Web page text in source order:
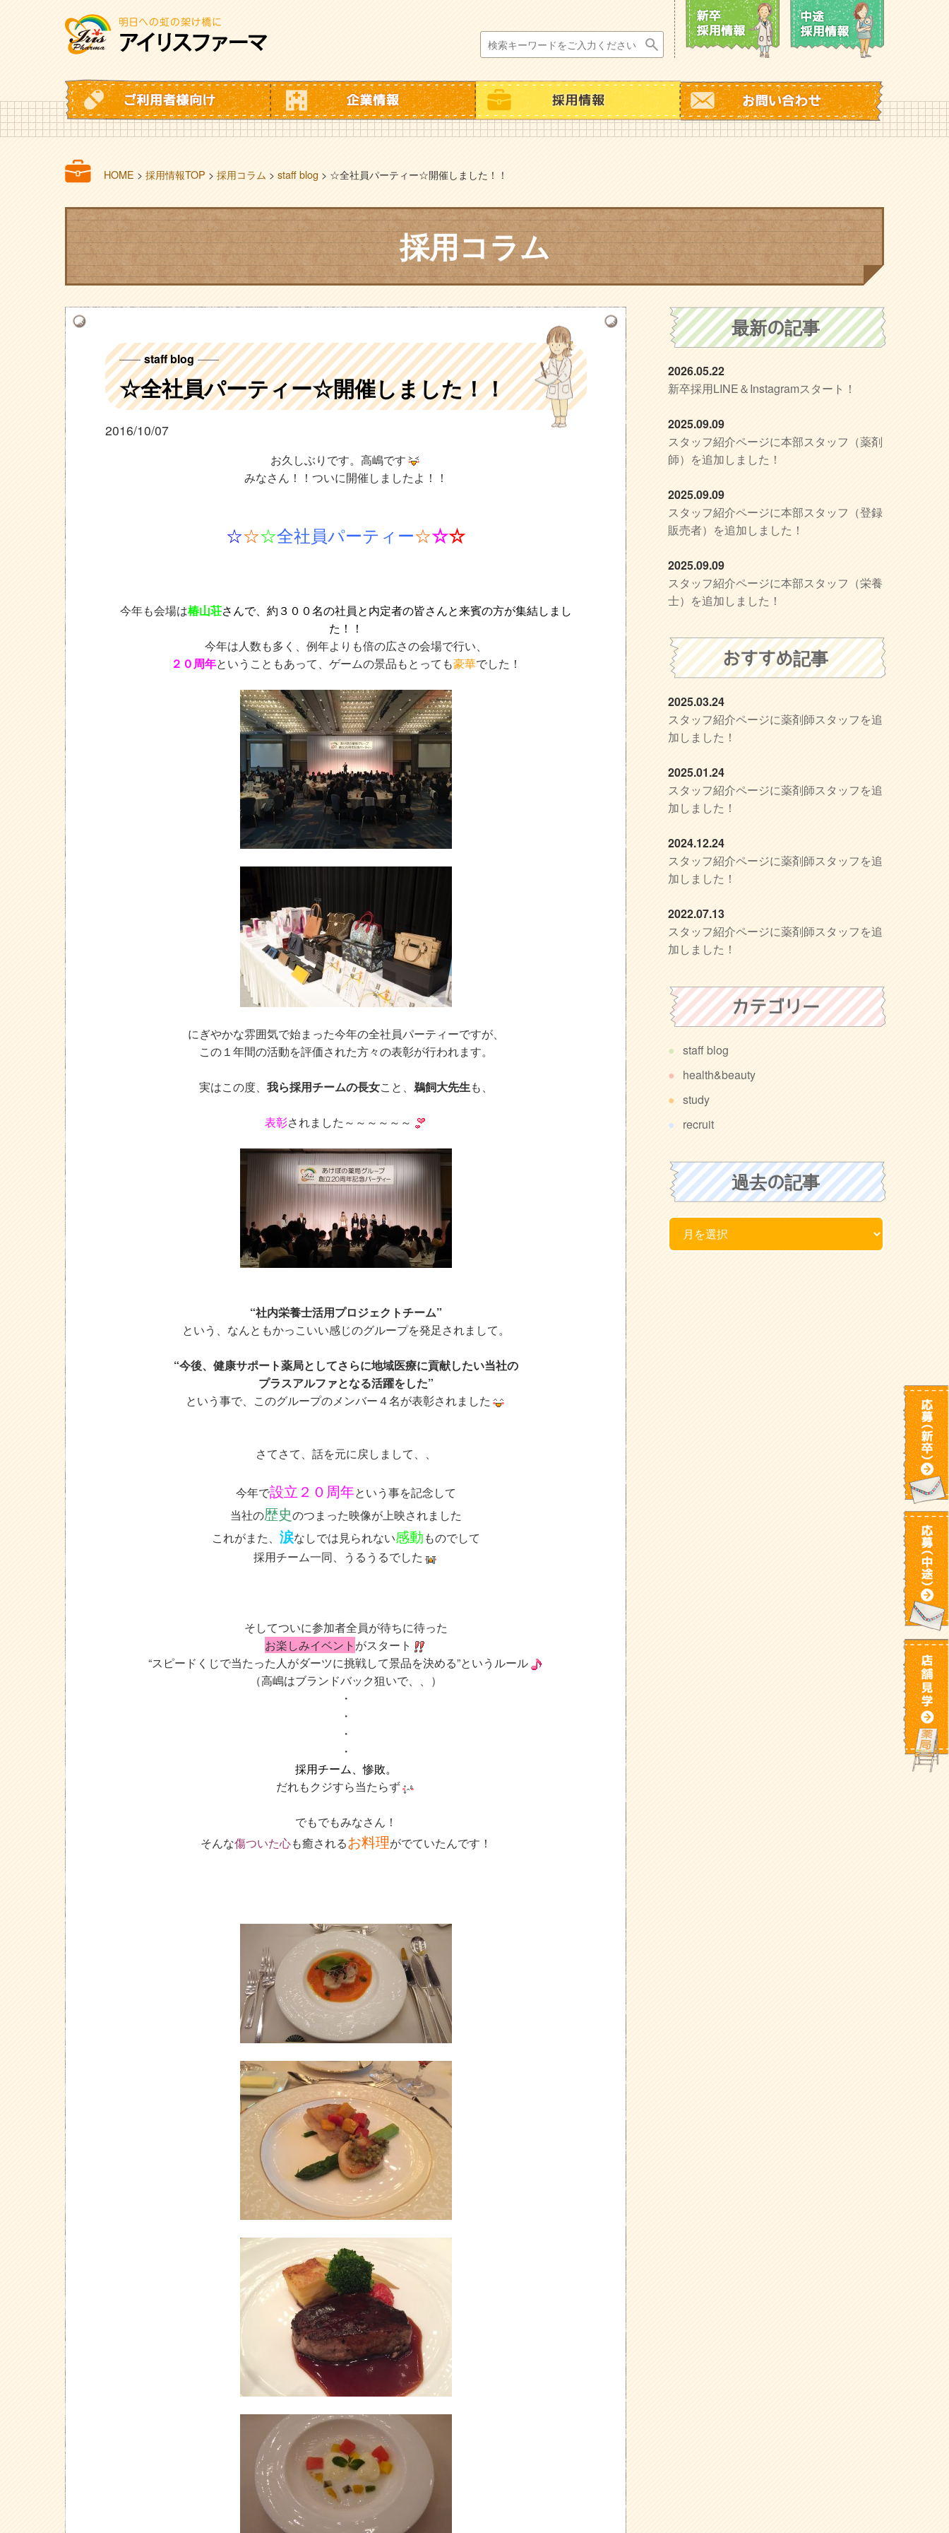
HOME > 採用情報TOP > 採用コラム > staff blog > ☆全社員パーティー☆開催しました！！
採用コラム
staff blog
☆全社員パーティー☆開催しました！！
2016/10/07
お久しぶりです。高嶋です
みなさん！！ついに開催しましたよ！！
☆☆☆全社員パーティー☆☆☆
今年も会場は椿山荘さんで、約３００名の社員と内定者の皆さんと来賓の方が集結しまし
た！！
今年は人数も多く、例年よりも倍の広さの会場で行い、
２０周年ということもあって、ゲームの景品もとっても豪華でした！
にぎやかな雰囲気で始まった今年の全社員パーティーですが、
この１年間の活動を評価された方々の表彰が行われます。
実はこの度、 我ら採用チームの長女こと、 鵜飼大先生も、
表彰されました～～～～～～
“社内栄養士活用プロジェクトチーム”
という、なんともかっこいい感じのグループを発足されまして。
“今後、健康サポート薬局としてさらに地域医療に貢献したい当社の
プラスアルファとなる活躍をした”
という事で、このグループのメンバー４名が表彰されました
さてさて、話を元に戻しまして、、
今年で設立２０周年という事を記念して
当社の歴史のつまった映像が上映されました
これがまた、 涙なしでは見られない感動ものでして
採用チーム一同、うるうるでした
そしてついに参加者全員が待ちに待った
お楽しみイベント がスタート
“スピードくじで当たった人がダーツに挑戦して景品を決める”というルール
（高嶋はブランドバック狙いで、、）
・
・
・
・
採用チーム、惨敗。
だれもクジすら当たらず
でもでもみなさん！
そんな傷ついた心も癒されるお料理がでていたんです！
最新の記事
2026.05.22
新卒採用LINE＆Instagramスタート！
2025.09.09
スタッフ紹介ページに本部スタッフ（薬剤
師）を追加しました！
2025.09.09
スタッフ紹介ページに本部スタッフ（登録
販売者）を追加しました！
2025.09.09
スタッフ紹介ページに本部スタッフ（栄養
士）を追加しました！
おすすめ記事
2025.03.24
スタッフ紹介ページに薬剤師スタッフを追
加しました！
2025.01.24
スタッフ紹介ページに薬剤師スタッフを追
加しました！
2024.12.24
スタッフ紹介ページに薬剤師スタッフを追
加しました！
2022.07.13
スタッフ紹介ページに薬剤師スタッフを追
加しました！
カテゴリー
staff blog
health&beauty
study
recruit
過去の記事